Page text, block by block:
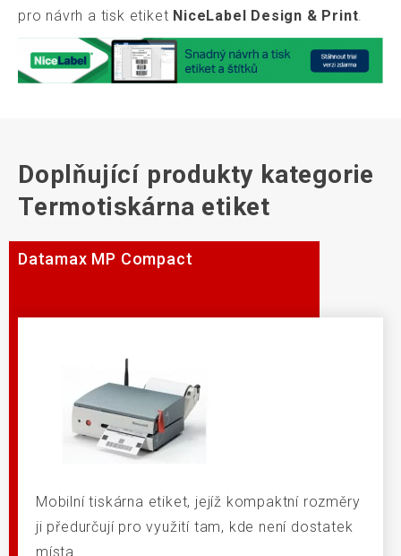
pro návrh a tisk etiket NiceLabel Design & Print.
Doplňující produkty kategorie
Termotiskárna etiket
Datamax MP Compact
Mobilní tiskárna etiket, jejíž kompaktní rozměry
ji předurčují pro využití tam, kde není dostatek
místa.